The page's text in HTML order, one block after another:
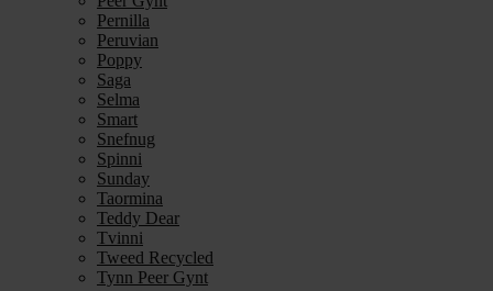
Pernilla
Peruvian
Poppy
Saga
Selma
Smart
Snefnug
Spinni
Sunday
Taormina
Teddy Dear
Tvinni
Tweed Recycled
Tynn Peer Gynt